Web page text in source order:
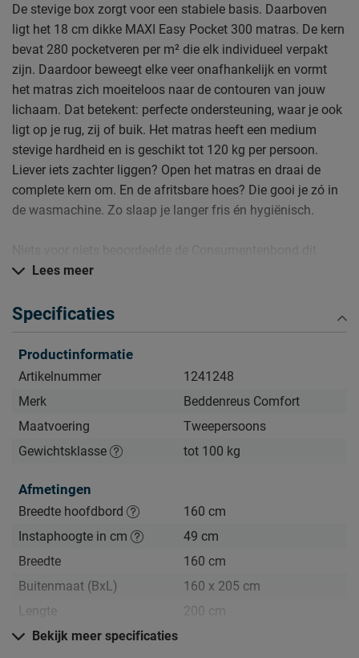
De stevige box zorgt voor een stabiele basis. Daarboven
ligt het 18 cm dikke MAXI Easy Pocket 300 matras. De kern
bevat 280 pocketveren per m² die elk individueel verpakt
zijn. Daardoor beweegt elke veer onafhankelijk en vormt
het matras zich moeiteloos naar de contouren van jouw
lichaam. Dat betekent: perfecte ondersteuning, waar je ook
ligt op je rug, zij of buik. Het matras heeft een medium
stevige hardheid en is geschikt tot 120 kg per persoon.
Liever iets zachter liggen? Open het matras en draai de
complete kern om. En de afritsbare hoes? Die gooi je zó in
de wasmachine. Zo slaap je langer fris én hygiënisch.
matras eerder als Beste Koop. Dankzij de goede ventilatie
Bij alle uitvoeringen zit standaard één
tweepersoonsmatras.
• Compleet inclusief boxen, matras en hoofdbord
• 18 cm dik MAXI Easy Pocket matras met 280 pocketveren
p/m²
liggen
Lees meer
Specificaties
Productinformatie
Artikelnummer
1241248
Merk
Beddenreus Comfort
Maatvoering
Tweepersoons
Gewichtsklasse
tot 100 kg
Afmetingen
Breedte hoofdbord
160 cm
Instaphoogte in cm
49 cm
Breedte
160 cm
Buitenmaat (BxL)
160 x 205 cm
Lengte
200 cm
Hoogte hoofdbord
Bekijk meer specificaties